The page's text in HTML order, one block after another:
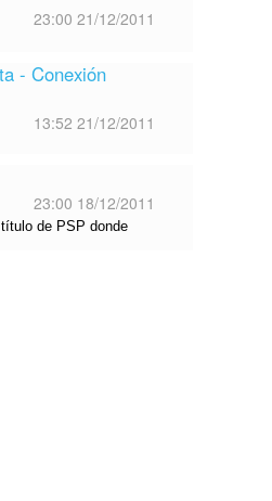
23:00 21/12/2011
- Conexión
13:52 21/12/2011
23:00 18/12/2011
de PSP donde